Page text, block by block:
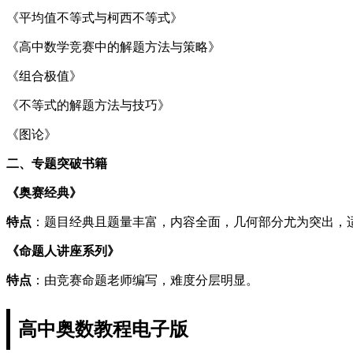
《平均值不等式与柯西不等式》
《高中数学竞赛中的解题方法与策略》
《组合极值》
《不等式的解题方法与技巧》
《图论》
二、专题突破书籍
《奥赛经典》
特点 ：题目经典且题量丰富，内容全面，几何部分尤为突出，
《命题人讲座系列》
特点 ：由竞赛命题老师编写，难度分层明显。
高中奥数教程电子版